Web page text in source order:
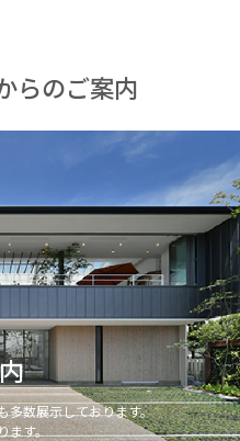
らのご案内
多数展示しております。
ます。